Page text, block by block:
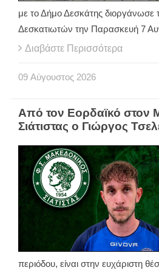
με το Δήμο Δεσκάτης διοργάνωσε
Δεσκατιωτών την Παρασκευή 7
Διαβάστε Περισσότερα
09 Αύγουστος 2026
Από τον Εορδαϊκό στον
Σιάτιστας ο Γιώργος
περιόδου, είναι στην ευχάριστη